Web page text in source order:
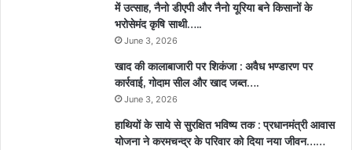
में उत्साह, नैनो डीएपी और नैनो यूरिया बने किसानों के
भरोसेमंद कृषि साथी…..
June 3, 2026
खाद की कालाबाजारी पर शिकंजा : अवैध भण्डारण पर
कार्रवाई, गोदाम सील और खाद जब्त….
June 3, 2026
हाथियों के साये से सुरक्षित भविष्य तक : प्रधानमंत्री आवास
योजना ने करमचन्द्र के परिवार को दिया नया जीवन……